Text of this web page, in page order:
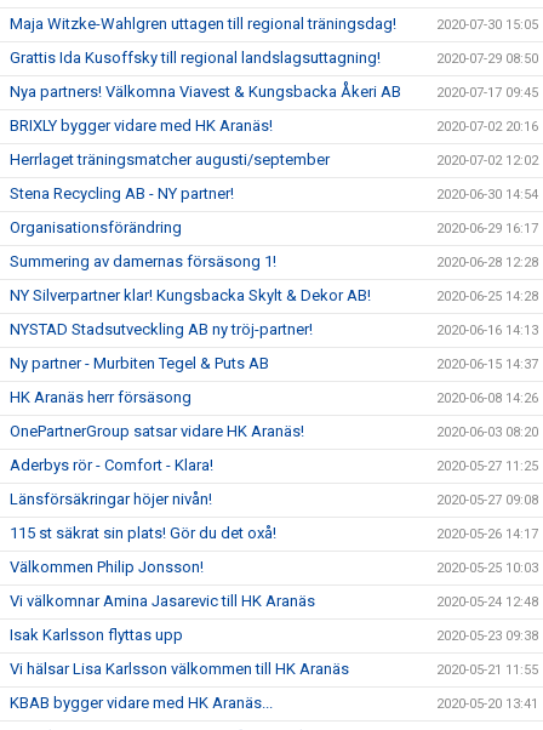
Maja Witzke-Wahlgren uttagen till regional träningsdag! 2020-07-30 15:05
Grattis Ida Kusoffsky till regional landslagsuttagning! 2020-07-29 08:50
Nya partners! Välkomna Viavest & Kungsbacka Åkeri AB 2020-07-17 09:45
BRIXLY bygger vidare med HK Aranäs! 2020-07-02 20:16
Herrlaget träningsmatcher augusti/september 2020-07-02 12:02
Stena Recycling AB - NY partner! 2020-06-30 14:54
Organisationsförändring 2020-06-29 16:17
Summering av damernas försäsong 1! 2020-06-28 12:28
NY Silverpartner klar! Kungsbacka Skylt & Dekor AB! 2020-06-25 14:28
NYSTAD Stadsutveckling AB ny tröj-partner! 2020-06-16 14:13
Ny partner - Murbiten Tegel & Puts AB 2020-06-15 14:37
HK Aranäs herr försäsong 2020-06-08 14:26
OnePartnerGroup satsar vidare HK Aranäs! 2020-06-03 08:20
Aderbys rör - Comfort - Klara! 2020-05-27 11:25
Länsförsäkringar höjer nivån! 2020-05-27 09:08
115 st säkrat sin plats! Gör du det oxå! 2020-05-26 14:17
Välkommen Philip Jonsson! 2020-05-25 10:03
Vi välkomnar Amina Jasarevic till HK Aranäs 2020-05-24 12:48
Isak Karlsson flyttas upp 2020-05-23 09:38
Vi hälsar Lisa Karlsson välkommen till HK Aranäs 2020-05-21 11:55
KBAB bygger vidare med HK Aranäs... 2020-05-20 13:41